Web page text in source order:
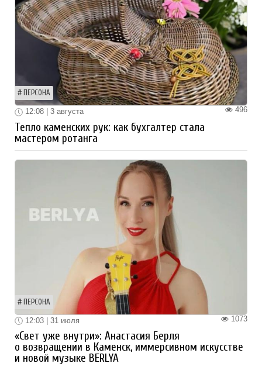
ПЕРСОНА
496
12:08 | 3 августа
Тепло каменских рук: как бухгалтер стала
мастером ротанга
ПЕРСОНА
1073
12:03 | 31 июля
«Свет уже внутри»: Анастасия Берля
о возвращении в Каменск, иммерсивном искусстве
и новой музыке BERLYA